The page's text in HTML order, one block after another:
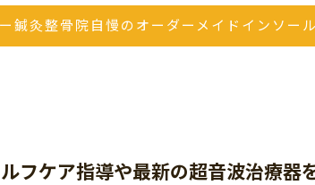
鍼灸整骨院自慢のオーダーメイドインソール
フケア指導や最新の超音波治療器